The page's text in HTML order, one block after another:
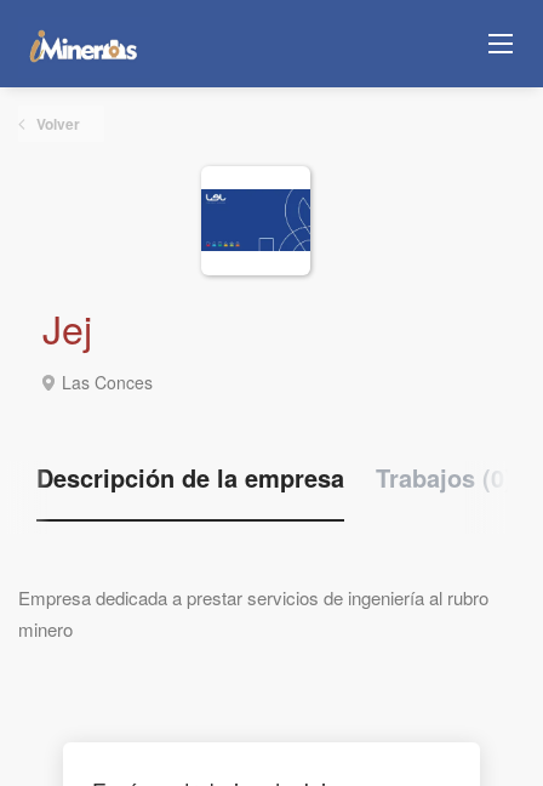
Volver
Jej
Las Conces
Descripción de la empresa Trabajos (0)
Empresa dedicada a prestar servicios de ingeniería al rubro
minero